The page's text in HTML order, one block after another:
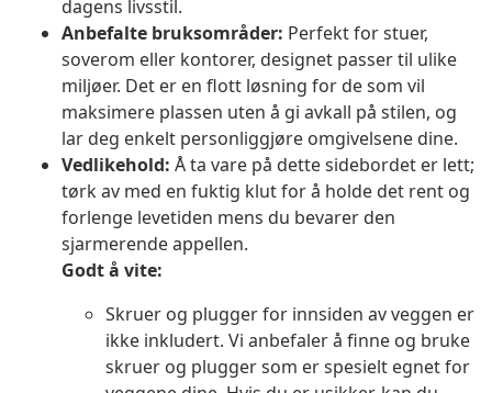
dagens livsstil.
Anbefalte bruksområder: Perfekt for stuer,
soverom eller kontorer, designet passer til ulike
miljøer. Det er en flott løsning for de som vil
maksimere plassen uten å gi avkall på stilen, og
lar deg enkelt personliggjøre omgivelsene dine.
Vedlikehold: Å ta vare på dette sidebordet er lett;
tørk av med en fuktig klut for å holde det rent og
forlenge levetiden mens du bevarer den
sjarmerende appellen.
Godt å vite:
Skruer og plugger for innsiden av veggen er
ikke inkludert. Vi anbefaler å finne og bruke
skruer og plugger som er spesielt egnet for